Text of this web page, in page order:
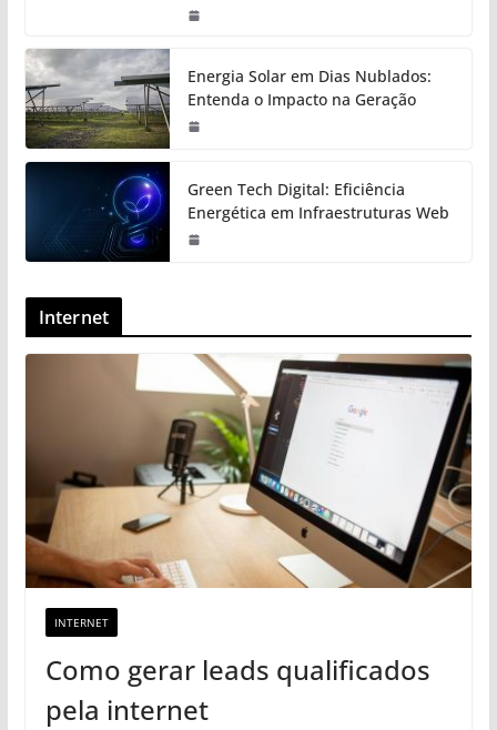
Energia Solar em Dias Nublados:
Entenda o Impacto na Geração
Green Tech Digital: Eficiência
Energética em Infraestruturas Web
Internet
INTERNET
Como gerar leads qualificados
pela internet